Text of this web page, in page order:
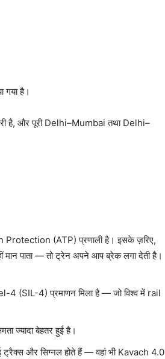
गया है।
है, और पूरी Delhi–Mumbai तथा Delhi–
Protection (ATP) प्रणाली है। इसके ज़रिए,
पाता — तो ट्रेन अपने आप ब्रेक लगा देती है।
(SIL-4) प्रमाणन मिला है — जो विश्व में rail
ज्यादा बेहतर हुई है।
ट्रैक्स और सिग्नल होते हैं — वहां भी Kavach 4.0